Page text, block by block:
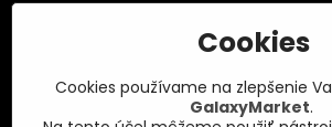
Cookies
Cookies používame na zlepšenie
GalaxyMarket.